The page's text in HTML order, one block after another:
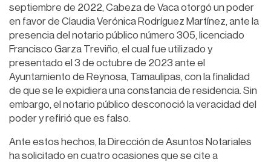
septiembre de 2022, Cabeza de Vaca otorgó un poder
en favor de Claudia Verónica Rodríguez Martínez, ante la
presencia del notario público número 305, licenciado
Francisco Garza Treviño, el cual fue utilizado y
presentado el 3 de octubre de 2023 ante el
Ayuntamiento de Reynosa, Tamaulipas, con la finalidad
de que se le expidiera una constancia de residencia. Sin
embargo, el notario público desconoció la veracidad del
poder y refirió que es falso.
Ante estos hechos, la Dirección de Asuntos Notariales
ha solicitado en cuatro ocasiones que se cite a